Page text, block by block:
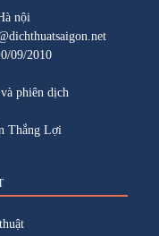
nội
09/2010
phiên dịch
Thắng Lợi